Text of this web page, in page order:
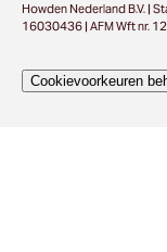
Howden Nederland B.V. |
16030436 | AFM Wft nr.
Cookievoorkeuren